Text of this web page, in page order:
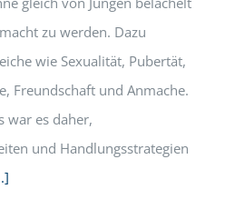
zu werden. Dazu
wie Sexualität, Pubertät,
Freundschaft und Anmache.
war es daher,
und Handlungsstrategien